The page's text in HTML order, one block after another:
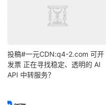
投稿#一元CDN:q4-2.com 可开
发票 正在寻找稳定、透明的 AI
API 中转服务？